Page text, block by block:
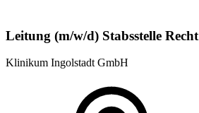
Leitung (m/w/d) Stabsstelle Recht
Klinikum Ingolstadt GmbH